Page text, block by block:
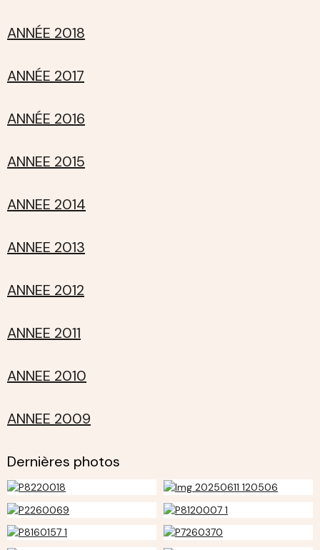
ANNÉE 2018
ANNÉE 2017
ANNÉE 2016
ANNEE 2015
ANNEE 2014
ANNEE 2013
ANNEE 2012
ANNEE 2011
ANNEE 2010
ANNEE 2009
Dernières photos